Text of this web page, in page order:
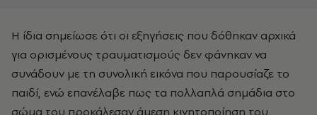
Η ίδια σημείωσε ότι οι εξηγήσεις που δόθηκαν αρχικά
για ορισμένους τραυματισμούς δεν φάνηκαν να
συνάδουν με τη συνολική εικόνα που παρουσίαζε το
παιδί, ενώ επανέλαβε πως τα πολλαπλά σημάδια στο
σώμα του προκάλεσαν άμεση κινητοποίηση του